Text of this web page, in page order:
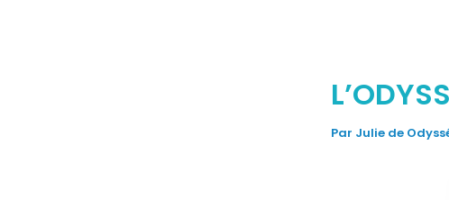
Par Julie de